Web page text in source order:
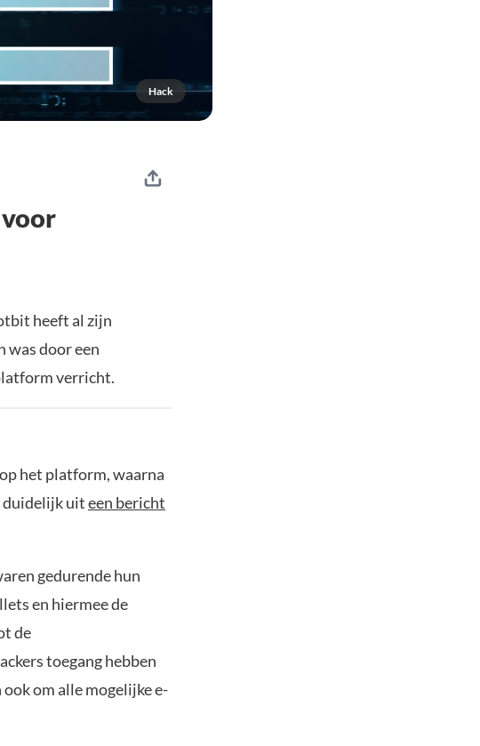
Hack
heeft al zijn
was door een
verricht.
het platform, waarna
duidelijk uiteen bericht
gedurende hun
en hiermee de
de
toegang hebben
om alle mogelijke e-